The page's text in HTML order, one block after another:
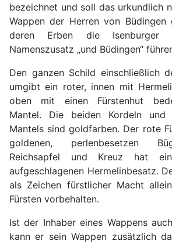
bezeichnet und soll das urkundlich
Wappen der Herren von Büdingen
deren Erben die
Namenszusatz „und Büdingen“
Den ganzen Schild einschließlich
umgibt ein roter, innen mit
oben mit einen Fürstenhut
Mantel. Die beiden Kordeln und
Mantels sind goldfarben. Der rote
goldenen, perlenbesetzen
Reichsapfel und Kreuz hat
aufgeschlagenen Hermelinbesatz.
als Zeichen fürstlicher Macht
Fürsten vorbehalten.
Ist der Inhaber eines Wappens
kann er sein Wappen zusätzlich